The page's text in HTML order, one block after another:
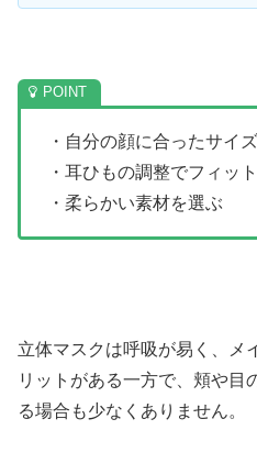
・自分の顔に合ったサイ
・耳ひもの調整でフィッ
・柔らかい素材を選ぶ
立体マスクは呼吸が易く、メ
リットがある一方で、頬や目
る場合も少なくありません。